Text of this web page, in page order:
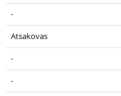
-
Atsakovas
-
-